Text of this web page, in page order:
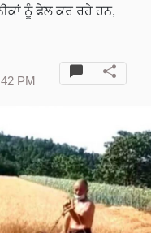
ਨੂੰ ਫੇਲ ਕਰ ਰਹੇ ਹਨ,
PM